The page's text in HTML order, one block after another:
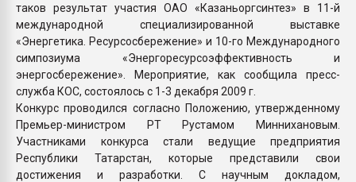
таков результат участия ОАО «Казаньоргсинтез» в 11-й
международной специализированной выставке
«Энергетика. Ресурсосбережение» и 10-го Международного
симпозиума «Энергоресурсоэффективность и
энергосбережение». Мероприятие, как сообщила пресс-
служба КОС, состоялось с 1-3 декабря 2009 г.
Конкурс проводился согласно Положению, утвержденному
Премьер-министром РТ Рустамом Миннихановым.
Участниками конкурса стали ведущие предприятия
Республики Татарстан, которые представили свои
достижения и разработки. С научным докладом,